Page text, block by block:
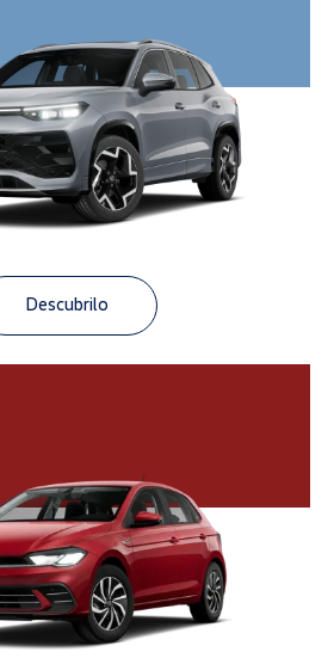
Descubrilo